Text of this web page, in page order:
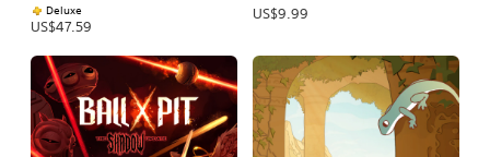
Deluxe
US$47.59
US$9.99